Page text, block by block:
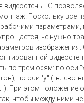
видеостены LG
Поскольку все
параметрами,
не нужно
по трем осям: по оси
по оси "y" ("влево-
При этом положение
чтобы между ними